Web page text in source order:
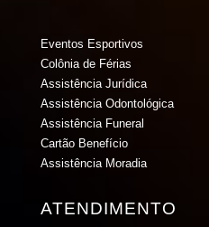
Eventos Esportivos
Colônia de Férias
Assistência Jurídica
Assistência Odontológica
Assistência Funeral
Cartão Benefício
Assistência Moradia
ATENDIMENTO